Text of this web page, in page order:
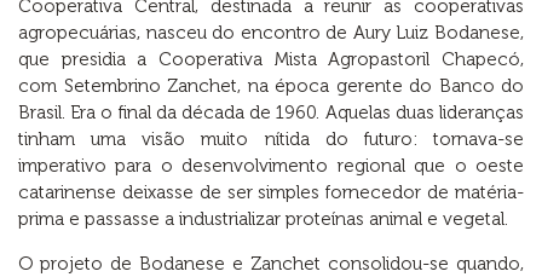
Cooperativa Central, destinada a reunir as cooperativas
agropecuárias, nasceu do encontro de Aury Luiz Bodanese,
que presidia a Cooperativa Mista Agropastoril Chapecó,
com Setembrino Zanchet, na época gerente do Banco do
Brasil. Era o final da década de 1960. Aquelas duas lideranças
tinham uma visão muito nítida do futuro: tornava-se
imperativo para o desenvolvimento regional que o oeste
catarinense deixasse de ser simples fornecedor de matéria-
prima e passasse a industrializar proteínas animal e vegetal.
O projeto de Bodanese e Zanchet consolidou-se quando,